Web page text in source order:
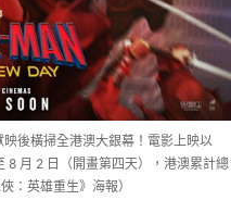
後橫掃全港澳大銀幕！電影上映以
8 月 2 日（開畫第四天），港澳累計總
：英雄重生》海報）